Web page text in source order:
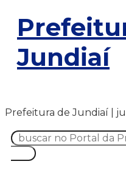
Jundiaí
Prefeitura de Jundiaí |